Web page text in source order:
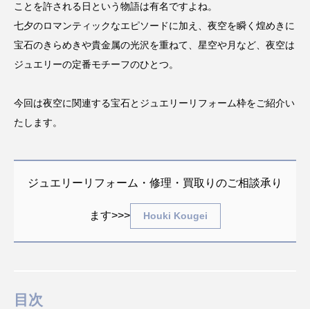
ことを許される日という物語は有名ですよね。
七夕のロマンティックなエピソードに加え、夜空を瞬く煌めきに
宝石のきらめきや貴金属の光沢を重ねて、星空や月など、夜空は
ジュエリーの定番モチーフのひとつ。
今回は夜空に関連する宝石とジュエリーリフォーム枠をご紹介い
たします。
ジュエリーリフォーム・修理・買取りのご相談承り
ます>>> Houki Kougei
目次